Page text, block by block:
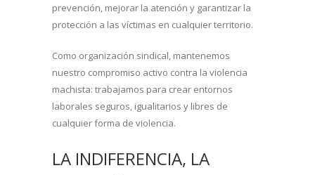
prevención, mejorar la atención y garantizar la
protección a las víctimas en cualquier territorio.
Como organización sindical, mantenemos
nuestro compromiso activo contra la violencia
machista: trabajamos para crear entornos
laborales seguros, igualitarios y libres de
cualquier forma de violencia.
LA INDIFERENCIA, LA